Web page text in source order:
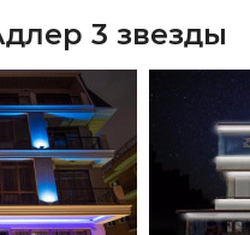
3 звезды